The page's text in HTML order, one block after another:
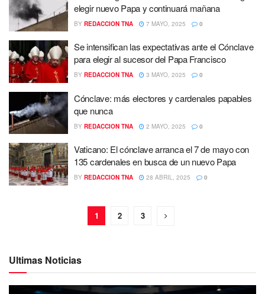
elegir nuevo Papa y continuará mañana
BY REDACCION TNA 7 MAYO, 2025 0
Se intensifican las expectativas ante el Cónclave
para elegir al sucesor del Papa Francisco
BY REDACCION TNA 3 MAYO, 2025 0
Cónclave: más electores y cardenales papables
que nunca
BY REDACCION TNA 2 MAYO, 2025 0
Vaticano: El cónclave arranca el 7 de mayo con
135 cardenales en busca de un nuevo Papa
BY REDACCION TNA 28 ABRIL, 2025 0
1 2 3
Ultimas Noticias